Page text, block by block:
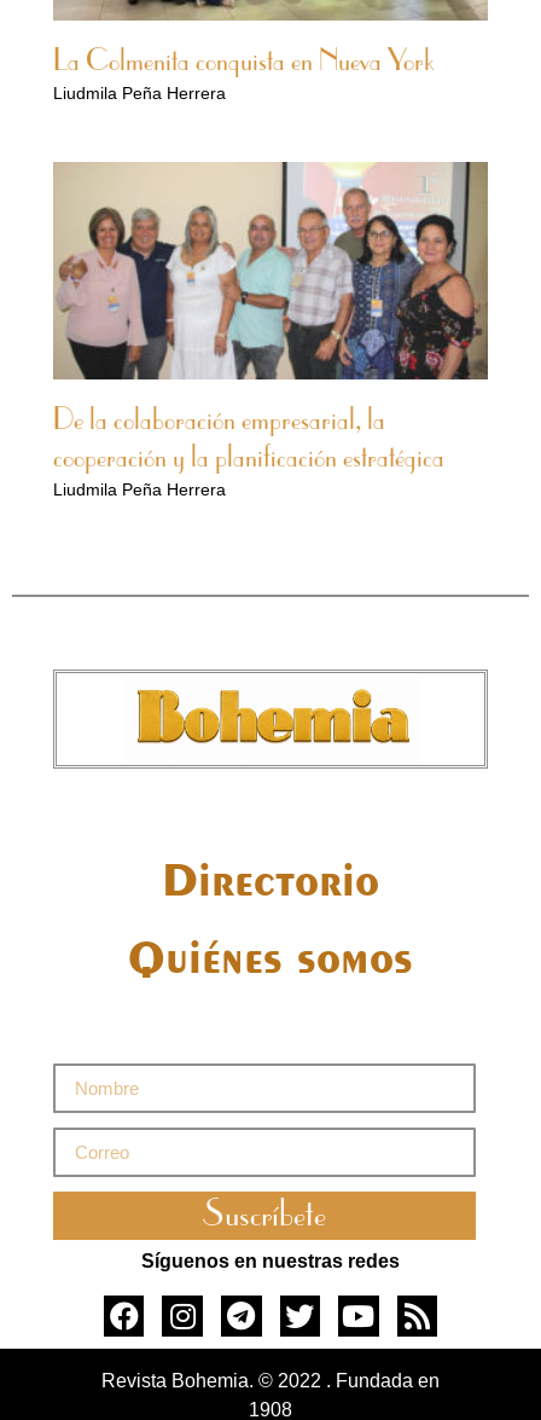
La Colmenita conquista en Nueva York
Liudmila Peña Herrera
De la colaboración empresarial, la
cooperación y la planificación estratégica
Liudmila Peña Herrera
Directorio
Quiénes somos
Suscríbete
Síguenos en nuestras redes
Revista Bohemia. © 2022 . Fundada en
1908